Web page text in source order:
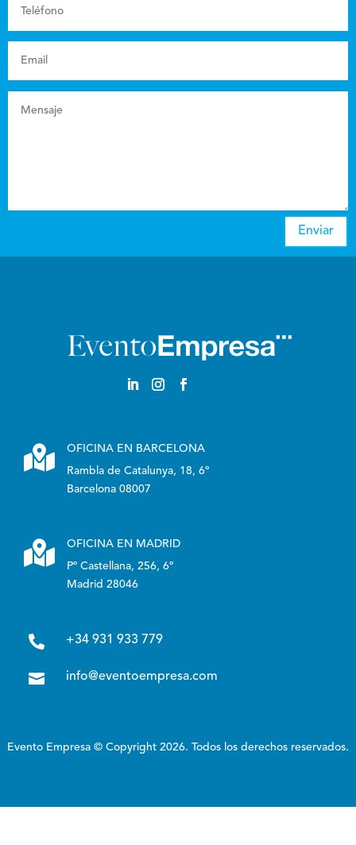
Enviar

OFICINA EN BARCELONA
Rambla de Catalunya, 18, 6º
Barcelona 08007

OFICINA EN MADRID
Pº Castellana, 256, 6º
Madrid 28046
 +34 931 933 779
 info@eventoempresa.com
Evento Empresa © Copyright 2026. Todos los derechos reservados.